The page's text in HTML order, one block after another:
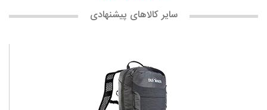
سایر کالاهای پیشنهادی